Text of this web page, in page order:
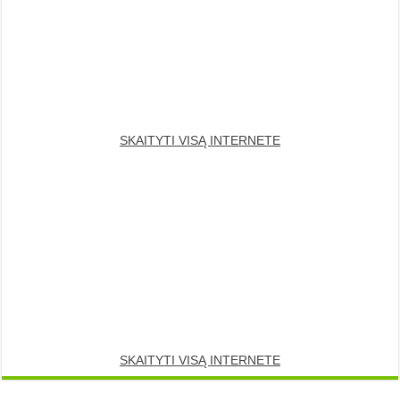
SKAITYTI VISĄ INTERNETE
SKAITYTI VISĄ INTERNETE